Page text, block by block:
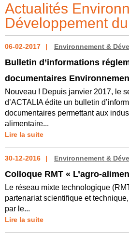
Actualités
Développement
06-02-2017 Environnement &
Bulletin d’informations
documentaires
Nouveau ! Depuis janvier 2017, le
d’ACTALIA édite un bulletin
documentaires permettant aux
alimentaire...
Lire la suite
30-12-2016 Environnement &
Colloque RMT « L’agro-
Le réseau mixte technologique
partenariat scientifique et
par le...
Lire la suite